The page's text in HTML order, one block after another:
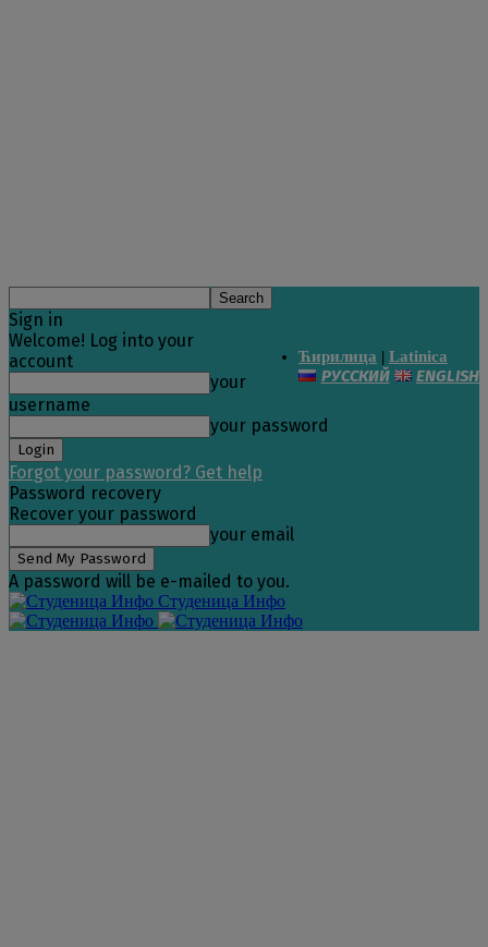
Ћирилица | Latinica
РУССКИЙ ENGLISH
Sign in
Welcome! Log into your
account
your
username
your password
Forgot your password? Get help
Password recovery
Recover your password
your email
A password will be e-mailed to you.
Студеница Инфо